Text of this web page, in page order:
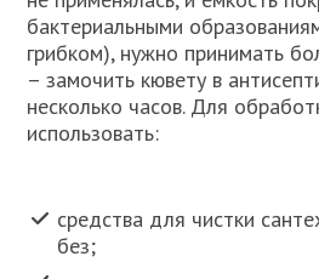
бактериальными
грибком), нужно принимать
– замочить кювету в
несколько часов. Для
использовать:
средства для чистки
без;